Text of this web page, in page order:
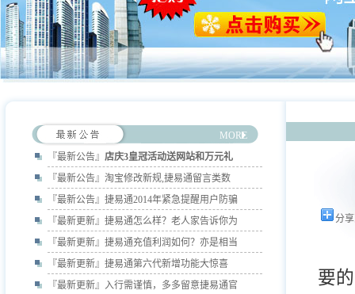
MORE
『最新公告』 店庆3皇冠活动送网站和万元礼
『最新公告』 淘宝修改新规,捷易通留言类数
『最新公告』 捷易通2014年紧急提醒用户防骗
『最新更新』 捷易通怎么样？老人家告诉你为
『最新更新』 捷易通充值利润如何？亦是相当
『最新更新』 捷易通第六代新增功能大惊喜
『最新更新』 入行需谨慎，多多留意捷易通官
分
要